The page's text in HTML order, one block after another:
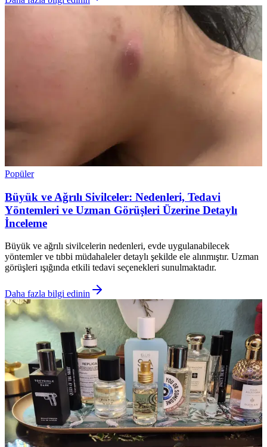
Popüler
Büyük ve Ağrılı Sivilceler: Nedenleri, Tedavi
Yöntemleri ve Uzman Görüşleri Üzerine Detaylı
İnceleme
Büyük ve ağrılı sivilcelerin nedenleri, evde uygulanabilecek
yöntemler ve tıbbi müdahaleler detaylı şekilde ele alınmıştır. Uzman
görüşleri ışığında etkili tedavi seçenekleri sunulmaktadır.
Daha fazla bilgi edinin